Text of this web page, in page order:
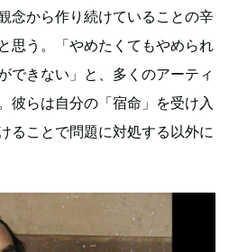
念から作り続けていることの辛
思う。「やめたくてもやめられ
できない」と、多くのアーティ
彼らは自分の「宿命」を受け入
ることで問題に対処する以外に